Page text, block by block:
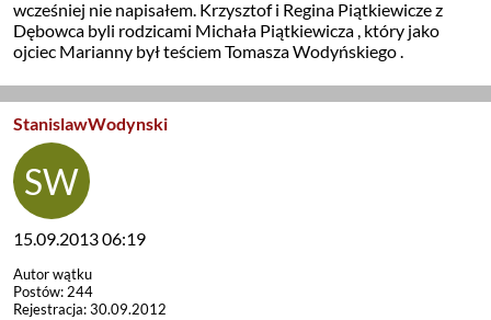
wcześniej nie napisałem. Krzysztof i Regina Piątkiewicze z
Dębowca byli rodzicami Michała Piątkiewicza , który jako
ojciec Marianny był teściem Tomasza Wodyńskiego .
StanislawWodynski
15.09.2013 06:19
Autor wątku
Postów: 244
Rejestracja: 30.09.2012